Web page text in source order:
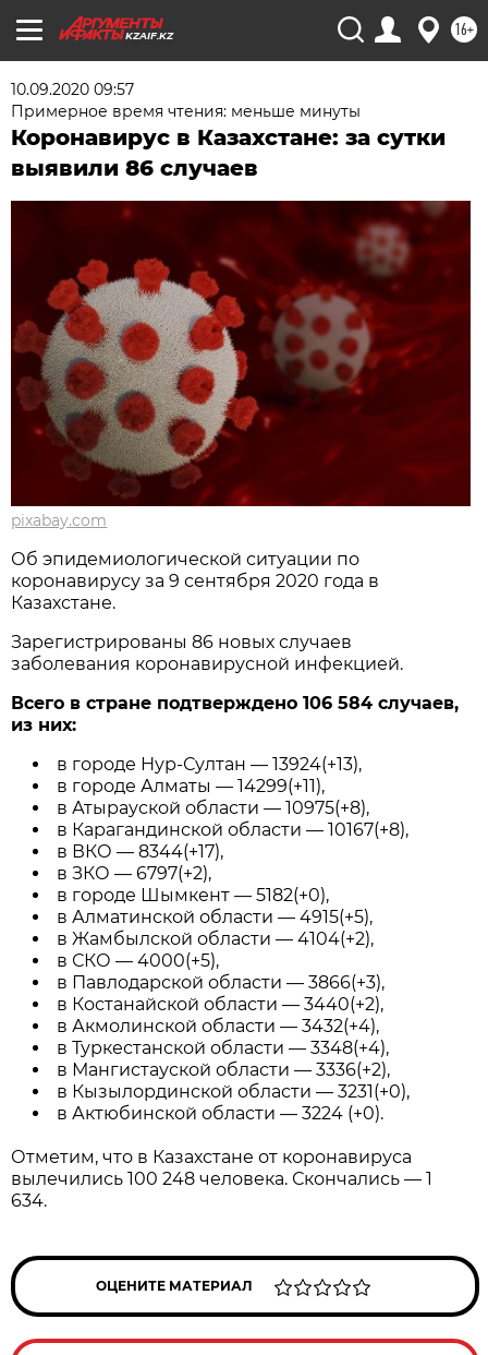
KZAIF.KZ 16+
10.09.2020 09:57
Примерное время чтения: меньше минуты
Коронавирус в Казахстане: за сутки
выявили 86 случаев
pixabay.com
Об эпидемиологической ситуации по
коронавирусу за 9 сентября 2020 года в
Казахстане.
Зарегистрированы 86 новых случаев
заболевания коронавирусной инфекцией.
Всего в стране подтверждено 106 584 случаев,
из них:
в городе Нур-Султан — 13924(+13),
в городе Алматы — 14299(+11),
в Атырауской области — 10975(+8),
в Карагандинской области — 10167(+8),
в ВКО — 8344(+17),
в ЗКО — 6797(+2),
в городе Шымкент — 5182(+0),
в Алматинской области — 4915(+5),
в Жамбылской области — 4104(+2),
в СКО — 4000(+5),
в Павлодарской области — 3866(+3),
в Костанайской области — 3440(+2),
в Акмолинской области — 3432(+4),
в Туркестанской области — 3348(+4),
в Мангистауской области — 3336(+2),
в Кызылординской области — 3231(+0),
в Актюбинской области — 3224 (+0).
Отметим, что в Казахстане от коронавируса
вылечились 100 248 человека. Скончались — 1
634.
ОЦЕНИТЕ МАТЕРИАЛ